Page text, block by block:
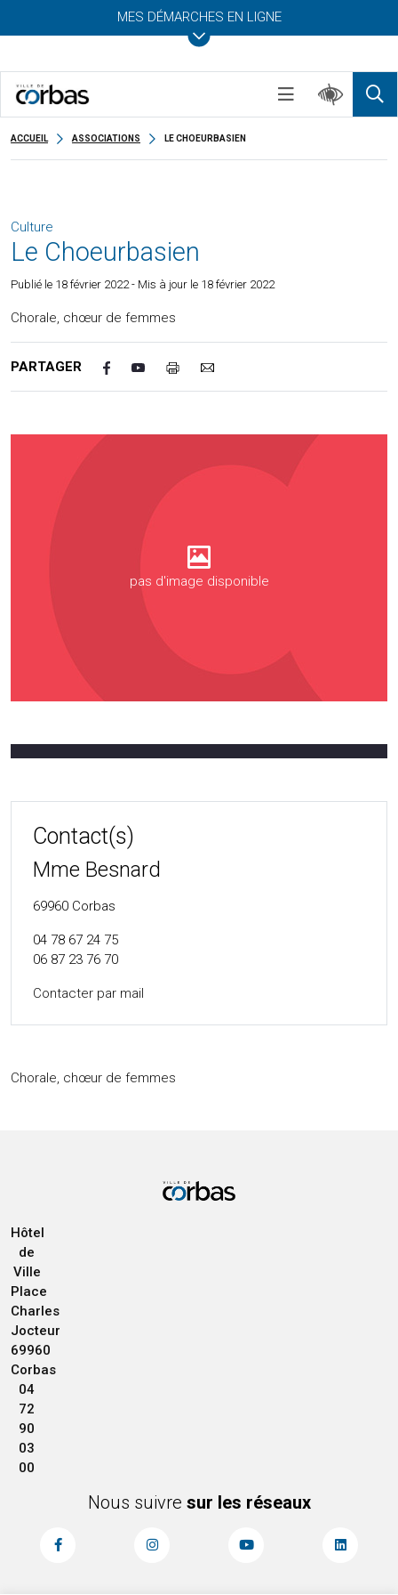
MES DÉMARCHES EN LIGNE
ACCUEIL ASSOCIATIONS LE CHOEURBASIEN
Culture
Le Choeurbasien
Publié le 18 février 2022- Mis à jour le 18 février 2022
Chorale, chœur de femmes
PARTAGER
pas d'image disponible
Contact(s)
Mme Besnard
69960 Corbas
04 78 67 24 75
06 87 23 76 70
Contacter par mail
Chorale, chœur de femmes
Hôtel
de
Ville
Place
Charles
Jocteur
69960
Corbas
04
72
90
03
00
Nous suivre sur les réseaux